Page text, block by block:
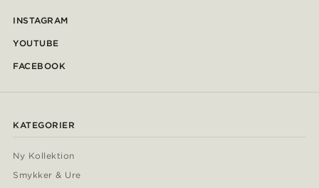
INSTAGRAM
YOUTUBE
FACEBOOK
KATEGORIER
Ny Kollektion
Smykker & Ure